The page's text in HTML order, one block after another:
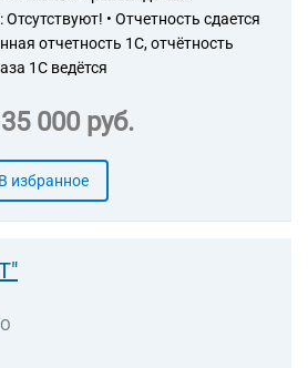
• Отчетность сдается
отчетность 1С, отчётность
1С ведётся
000 руб.
В избранное